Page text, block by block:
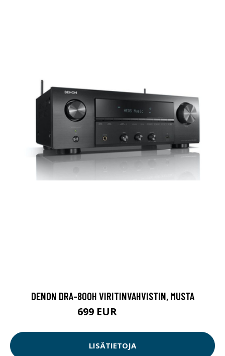
DENON DRA-800H VIRITINVAHVISTIN, MUSTA
699 EUR
LISÄTIETOJA